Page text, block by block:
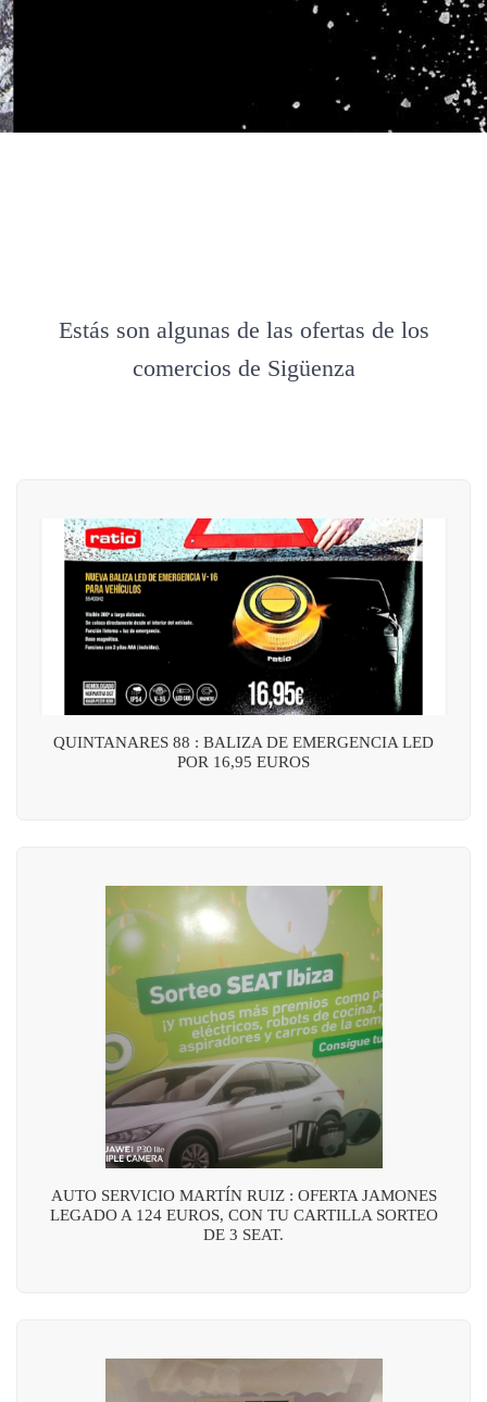
Estás son algunas de las ofertas de los
comercios de Sigüenza
QUINTANARES 88 : BALIZA DE EMERGENCIA LED
POR 16,95 EUROS
AUTO SERVICIO MARTÍN RUIZ : OFERTA JAMONES
LEGADO A 124 EUROS, CON TU CARTILLA SORTEO
DE 3 SEAT.